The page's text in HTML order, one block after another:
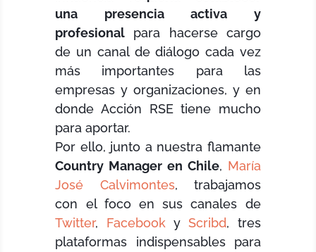
una presencia activa y
profesional para hacerse cargo
de un canal de diálogo cada vez
más importantes para las
empresas y organizaciones, y en
donde Acción RSE tiene mucho
para aportar.
Por ello, junto a nuestra flamante
Country Manager en Chile, María
José Calvimontes, trabajamos
con el foco en sus canales de
Twitter, Facebook yScribd, tres
plataformas indispensables para